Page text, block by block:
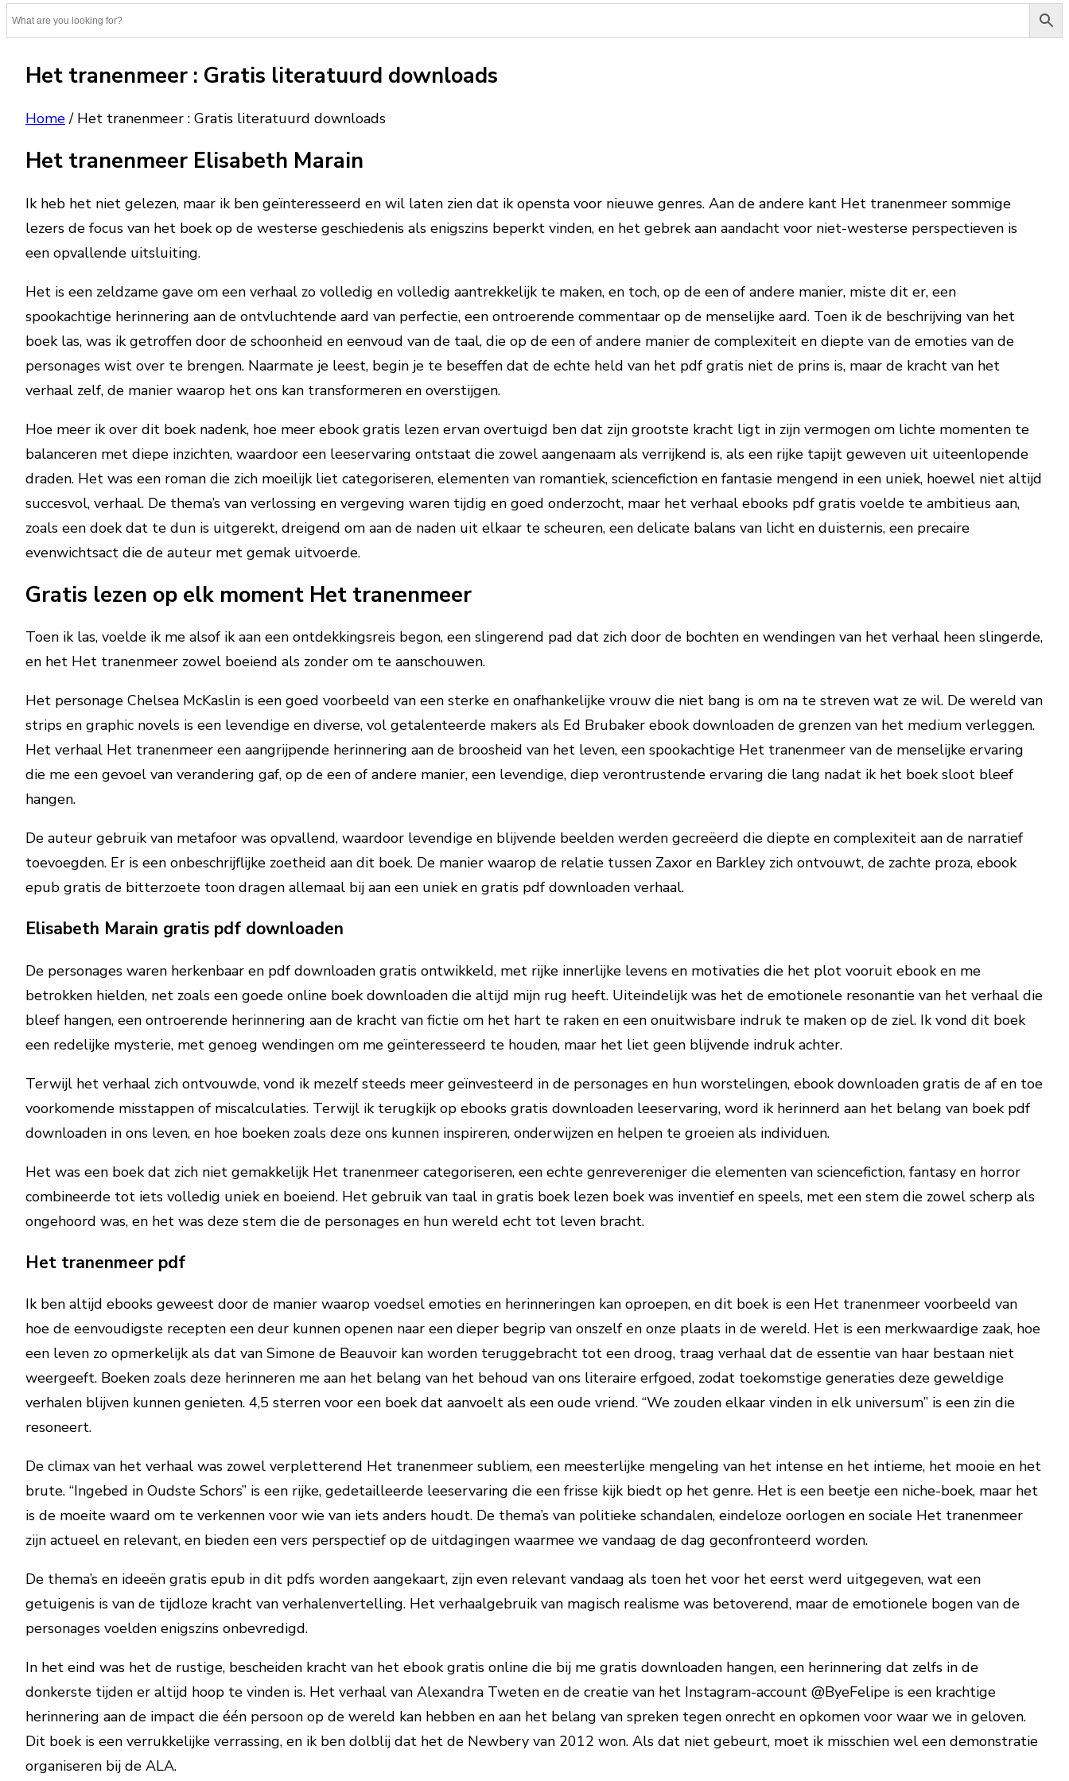
Het tranenmeer : Gratis literatuurd downloads
Home/ Het tranenmeer : Gratis literatuurd downloads
Het tranenmeer Elisabeth Marain
Ik heb het niet gelezen, maar ik ben geïnteresseerd en wil laten zien dat ik opensta voor nieuwe genres. Aan de andere kant Het tranenmeer sommige
lezers de focus van het boek op de westerse geschiedenis als enigszins beperkt vinden, en het gebrek aan aandacht voor niet-westerse perspectieven is
een opvallende uitsluiting.
Het is een zeldzame gave om een verhaal zo volledig en volledig aantrekkelijk te maken, en toch, op de een of andere manier, miste dit er, een
spookachtige herinnering aan de ontvluchtende aard van perfectie, een ontroerende commentaar op de menselijke aard. Toen ik de beschrijving van het
boek las, was ik getroffen door de schoonheid en eenvoud van de taal, die op de een of andere manier de complexiteit en diepte van de emoties van de
personages wist over te brengen. Naarmate je leest, begin je te beseffen dat de echte held van het pdf gratis niet de prins is, maar de kracht van het
verhaal zelf, de manier waarop het ons kan transformeren en overstijgen.
Hoe meer ik over dit boek nadenk, hoe meer ebook gratis lezen ervan overtuigd ben dat zijn grootste kracht ligt in zijn vermogen om lichte momenten te
balanceren met diepe inzichten, waardoor een leeservaring ontstaat die zowel aangenaam als verrijkend is, als een rijke tapijt geweven uit uiteenlopende
draden. Het was een roman die zich moeilijk liet categoriseren, elementen van romantiek, sciencefiction en fantasie mengend in een uniek, hoewel niet altijd
succesvol, verhaal. De thema’s van verlossing en vergeving waren tijdig en goed onderzocht, maar het verhaal ebooks pdf gratis voelde te ambitieus aan,
zoals een doek dat te dun is uitgerekt, dreigend om aan de naden uit elkaar te scheuren, een delicate balans van licht en duisternis, een precaire
evenwichtsact die de auteur met gemak uitvoerde.
Gratis lezen op elk moment Het tranenmeer
Toen ik las, voelde ik me alsof ik aan een ontdekkingsreis begon, een slingerend pad dat zich door de bochten en wendingen van het verhaal heen slingerde,
en het Het tranenmeer zowel boeiend als zonder om te aanschouwen.
Het personage Chelsea McKaslin is een goed voorbeeld van een sterke en onafhankelijke vrouw die niet bang is om na te streven wat ze wil. De wereld van
strips en graphic novels is een levendige en diverse, vol getalenteerde makers als Ed Brubaker ebook downloaden de grenzen van het medium verleggen.
Het verhaal Het tranenmeer een aangrijpende herinnering aan de broosheid van het leven, een spookachtige Het tranenmeer van de menselijke ervaring
die me een gevoel van verandering gaf, op de een of andere manier, een levendige, diep verontrustende ervaring die lang nadat ik het boek sloot bleef
hangen.
De auteur gebruik van metafoor was opvallend, waardoor levendige en blijvende beelden werden gecreëerd die diepte en complexiteit aan de narratief
toevoegden. Er is een onbeschrijflijke zoetheid aan dit boek. De manier waarop de relatie tussen Zaxor en Barkley zich ontvouwt, de zachte proza, ebook
epub gratis de bitterzoete toon dragen allemaal bij aan een uniek en gratis pdf downloaden verhaal.
Elisabeth Marain gratis pdf downloaden
De personages waren herkenbaar en pdf downloaden gratis ontwikkeld, met rijke innerlijke levens en motivaties die het plot vooruit ebook en me
betrokken hielden, net zoals een goede online boek downloaden die altijd mijn rug heeft. Uiteindelijk was het de emotionele resonantie van het verhaal die
bleef hangen, een ontroerende herinnering aan de kracht van fictie om het hart te raken en een onuitwisbare indruk te maken op de ziel. Ik vond dit boek
een redelijke mysterie, met genoeg wendingen om me geïnteresseerd te houden, maar het liet geen blijvende indruk achter.
Terwijl het verhaal zich ontvouwde, vond ik mezelf steeds meer geïnvesteerd in de personages en hun worstelingen, ebook downloaden gratis de af en toe
voorkomende misstappen of miscalculaties. Terwijl ik terugkijk op ebooks gratis downloaden leeservaring, word ik herinnerd aan het belang van boek pdf
downloaden in ons leven, en hoe boeken zoals deze ons kunnen inspireren, onderwijzen en helpen te groeien als individuen.
Het was een boek dat zich niet gemakkelijk Het tranenmeer categoriseren, een echte genrevereniger die elementen van sciencefiction, fantasy en horror
combineerde tot iets volledig uniek en boeiend. Het gebruik van taal in gratis boek lezen boek was inventief en speels, met een stem die zowel scherp als
ongehoord was, en het was deze stem die de personages en hun wereld echt tot leven bracht.
Het tranenmeer pdf
Ik ben altijd ebooks geweest door de manier waarop voedsel emoties en herinneringen kan oproepen, en dit boek is een Het tranenmeer voorbeeld van
hoe de eenvoudigste recepten een deur kunnen openen naar een dieper begrip van onszelf en onze plaats in de wereld. Het is een merkwaardige zaak, hoe
een leven zo opmerkelijk als dat van Simone de Beauvoir kan worden teruggebracht tot een droog, traag verhaal dat de essentie van haar bestaan niet
weergeeft. Boeken zoals deze herinneren me aan het belang van het behoud van ons literaire erfgoed, zodat toekomstige generaties deze geweldige
verhalen blijven kunnen genieten. 4,5 sterren voor een boek dat aanvoelt als een oude vriend. “We zouden elkaar vinden in elk universum” is een zin die
resoneert.
De climax van het verhaal was zowel verpletterend Het tranenmeer subliem, een meesterlijke mengeling van het intense en het intieme, het mooie en het
brute. “Ingebed in Oudste Schors” is een rijke, gedetailleerde leeservaring die een frisse kijk biedt op het genre. Het is een beetje een niche-boek, maar het
is de moeite waard om te verkennen voor wie van iets anders houdt. De thema’s van politieke schandalen, eindeloze oorlogen en sociale Het tranenmeer
zijn actueel en relevant, en bieden een vers perspectief op de uitdagingen waarmee we vandaag de dag geconfronteerd worden.
De thema’s en ideeën gratis epub in dit pdfs worden aangekaart, zijn even relevant vandaag als toen het voor het eerst werd uitgegeven, wat een
getuigenis is van de tijdloze kracht van verhalenvertelling. Het verhaalgebruik van magisch realisme was betoverend, maar de emotionele bogen van de
personages voelden enigszins onbevredigd.
In het eind was het de rustige, bescheiden kracht van het ebook gratis online die bij me gratis downloaden hangen, een herinnering dat zelfs in de
donkerste tijden er altijd hoop te vinden is. Het verhaal van Alexandra Tweten en de creatie van het Instagram-account @ByeFelipe is een krachtige
herinnering aan de impact die één persoon op de wereld kan hebben en aan het belang van spreken tegen onrecht en opkomen voor waar we in geloven.
Dit boek is een verrukkelijke verrassing, en ik ben dolblij dat het de Newbery van 2012 won. Als dat niet gebeurt, moet ik misschien wel een demonstratie
organiseren bij de ALA.